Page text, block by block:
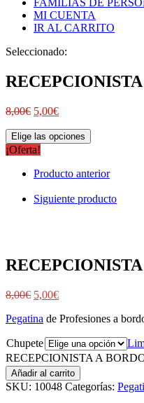
MI CUENTA
IR AL CARRITO
Seleccionado:
8,00€ 5,00€
Elige las opciones
¡Oferta!
Producto anterior
Siguiente producto
8,00€ 5,00€
Pegatina de Profesiones a
Chupete
RECEPCIONISTA A
Añadir al carrito
SKU: 10048 Categorías: